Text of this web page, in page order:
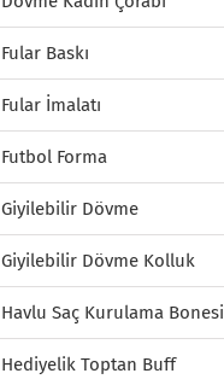
Fular Baskı
Fular İmalatı
Futbol Forma
Giyilebilir Dövme
Giyilebilir Dövme Kolluk
Havlu Saç Kurulama Bonesi
Hediyelik Toptan Buff